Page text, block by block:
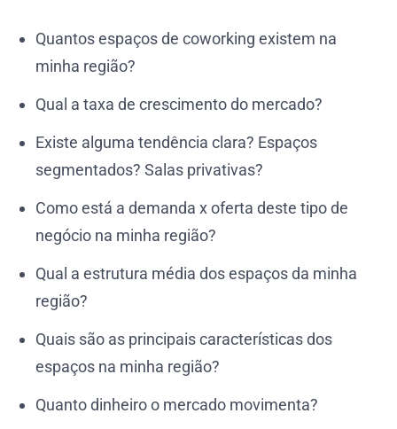
Quantos espaços de coworking existem na
minha região?
Qual a taxa de crescimento do mercado?
Existe alguma tendência clara? Espaços
segmentados? Salas privativas?
Como está a demanda x oferta deste tipo de
negócio na minha região?
Qual a estrutura média dos espaços da minha
região?
Quais são as principais características dos
espaços na minha região?
Quanto dinheiro o mercado movimenta?